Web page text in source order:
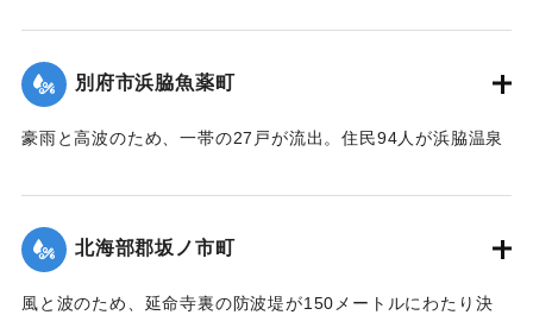
また『安岐町史』には発災当時の様子が詳細に記されてい
る。
【出典：碑文】
別府市浜脇魚薬町
豪雨と高波のため、一帯の27戸が流出。住民94人が浜脇温泉
まで水が浸かり、一部逃げ遅れた人を警察がボートで救出し
た。
【出典：大分合同新聞 1961年10月26日夕刊3面】
北海部郡坂ノ市町
風と波のため、延命寺裏の防波堤が150メートルにわたり決